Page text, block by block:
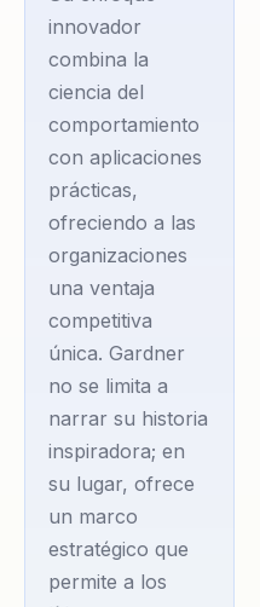
cambio positivo se
refleja en su trabajo
con líderes, directivos
y responsables de e…
Chris Gardner, además
de su destacada
carrera empresarial,
ha dedicado una parte
significativa de su vida
a la filantropía y al
apoyo de causas
sociales. Su
compromiso con el
cambio positivo se
refleja en su trabajo
con líderes, directivos
innovador
combina la
ciencia del
comportamiento
con aplicaciones
prácticas,
ofreciendo a las
organizaciones
una ventaja
competitiva
única. Gardner
no se limita a
narrar su historia
inspiradora; en
su lugar, ofrece
un marco
estratégico que
permite a los